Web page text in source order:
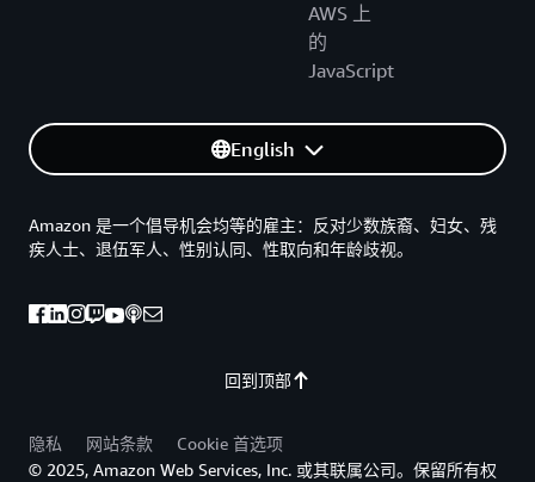
AWS 上
的
JavaScript
English
回到顶部
Amazon 是一个倡导机会均等的雇主：反对少数族裔、妇女、残
疾人士、退伍军人、性别认同、性取向和年龄歧视。
隐私 网站条款
Cookie 首选项
© 2025, Amazon Web Services, Inc. 或其联属公司。保留所有权